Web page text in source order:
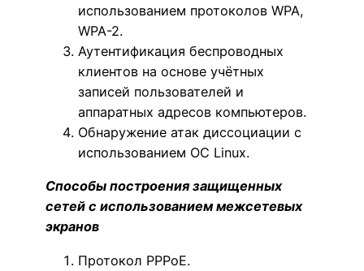
использованием протоколов WPA,
WPA-2.
Аутентификация беспроводных
клиентов на основе учётных
записей пользователей и
аппаратных адресов компьютеров.
Обнаружение атак диссоциации с
использованием ОС Linux.
Способы построения защищенных
сетей c использованием межсетевых
экранов
Протокол PPPoE.